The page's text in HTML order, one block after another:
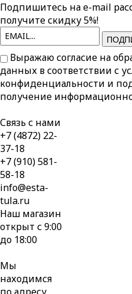
Подпишитесь на e-mail
получите скидку 5%!
Выражаю согласие на
данных в соответствии с
конфиденциальности и
получение
Связь с нами
+7 (4872) 22-
37-18
+7 (910) 581-
58-18
info@esta-
tula.ru
Наш магазин
открыт с 9:00
до 18:00
Мы
находимся